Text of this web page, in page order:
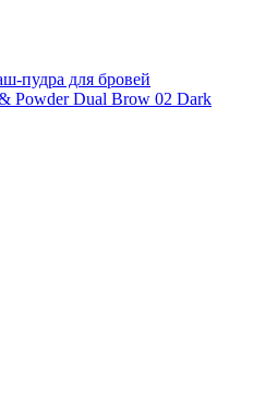
пудра для бровей
Powder Dual Brow 02 Dark